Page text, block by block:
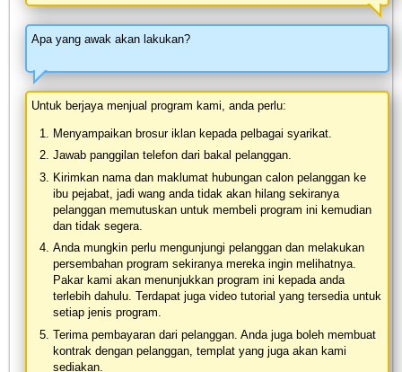
Apa yang awak akan lakukan?
Untuk berjaya menjual program kami, anda perlu:
Menyampaikan brosur iklan kepada pelbagai syarikat.
Jawab panggilan telefon dari bakal pelanggan.
Kirimkan nama dan maklumat hubungan calon pelanggan ke
ibu pejabat, jadi wang anda tidak akan hilang sekiranya
pelanggan memutuskan untuk membeli program ini kemudian
dan tidak segera.
Anda mungkin perlu mengunjungi pelanggan dan melakukan
persembahan program sekiranya mereka ingin melihatnya.
Pakar kami akan menunjukkan program ini kepada anda
terlebih dahulu. Terdapat juga video tutorial yang tersedia untuk
setiap jenis program.
Terima pembayaran dari pelanggan. Anda juga boleh membuat
kontrak dengan pelanggan, templat yang juga akan kami
sediakan.